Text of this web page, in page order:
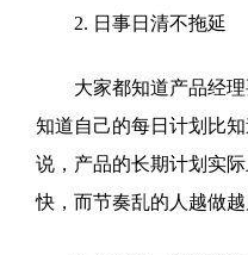
2. 日事日清不拖延
大家都知道产品经理
知道自己的每日计划比
说，产品的长期计划实
快，而节奏乱的人越做